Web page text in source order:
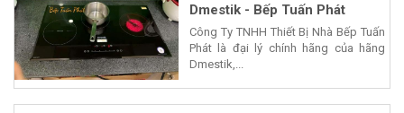
Dmestik - Bếp Tuấn Phát
Công Ty TNHH Thiết Bị Nhà Bếp Tuấn
Phát là đại lý chính hãng của hãng
Dmestik,...